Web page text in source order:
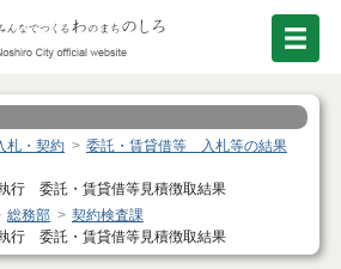
札・契約
委託・賃貸借等 入札等の結果
行 委託・賃貸借等見積徴取結果
総務部
契約検査課
行 委託・賃貸借等見積徴取結果